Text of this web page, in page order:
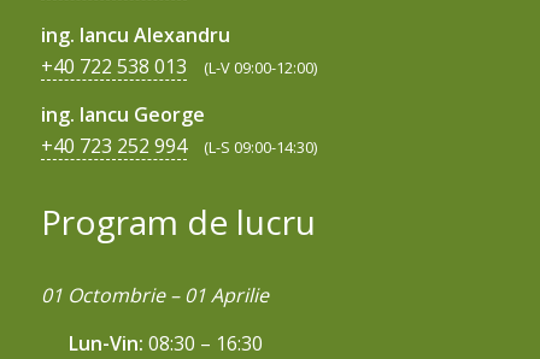
ing. Iancu Alexandru
+40 722 538 013
(L-V 09:00-12:00)
ing. Iancu George
+40 723 252 994
(L-S 09:00-14:30)
Program de lucru
01 Octombrie – 01 Aprilie
Lun-Vin: 08:30 – 16:30